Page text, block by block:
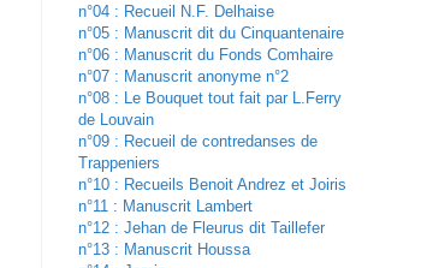
n°04 : Recueil N.F. Delhaise
n°05 : Manuscrit dit du Cinquantenaire
n°06 : Manuscrit du Fonds Comhaire
n°07 : Manuscrit anonyme n°2
n°08 : Le Bouquet tout fait par L.Ferry
de Louvain
n°09 : Recueil de contredanses de
Trappeniers
n°10 : Recueils Benoit Andrez et Joiris
n°11 : Manuscrit Lambert
n°12 : Jehan de Fleurus dit Taillefer
n°13 : Manuscrit Houssa